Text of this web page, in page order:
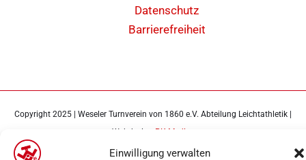
Einwilligung verwalten
Datenschutz
Barrierefreiheit
Copyright 2025 | Weseler Turnverein von 1860 e.V. Abteilung Leichtathletik |
Webdesign
PK-Medien